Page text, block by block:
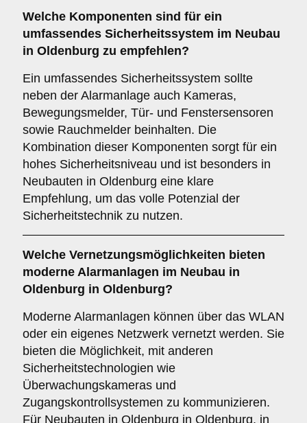
Welche Komponenten sind für ein
umfassendes Sicherheitssystem im Neubau
in Oldenburg zu empfehlen?
Ein umfassendes Sicherheitssystem sollte
neben der Alarmanlage auch Kameras,
Bewegungsmelder, Tür- und Fenstersensoren
sowie Rauchmelder beinhalten. Die
Kombination dieser Komponenten sorgt für ein
hohes Sicherheitsniveau und ist besonders in
Neubauten in Oldenburg eine klare
Empfehlung, um das volle Potenzial der
Sicherheitstechnik zu nutzen.
Welche Vernetzungsmöglichkeiten bieten
moderne Alarmanlagen im Neubau in
Oldenburg in Oldenburg?
Moderne Alarmanlagen können über das WLAN
oder ein eigenes Netzwerk vernetzt werden. Sie
bieten die Möglichkeit, mit anderen
Sicherheitstechnologien wie
Überwachungskameras und
Zugangskontrollsystemen zu kommunizieren.
Für Neubauten in Oldenburg in Oldenburg, in